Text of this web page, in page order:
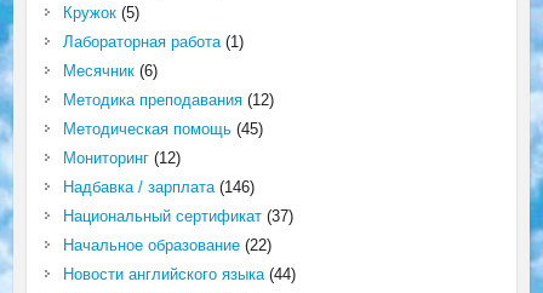
Кружок(5)
Лабораторная работа(1)
Месячник(6)
Методика преподавания(12)
Методическая помощь(45)
Мониторинг(12)
Надбавка / зарплата(146)
Национальный сертификат(37)
Начальное образование(22)
Новости английского языка(44)